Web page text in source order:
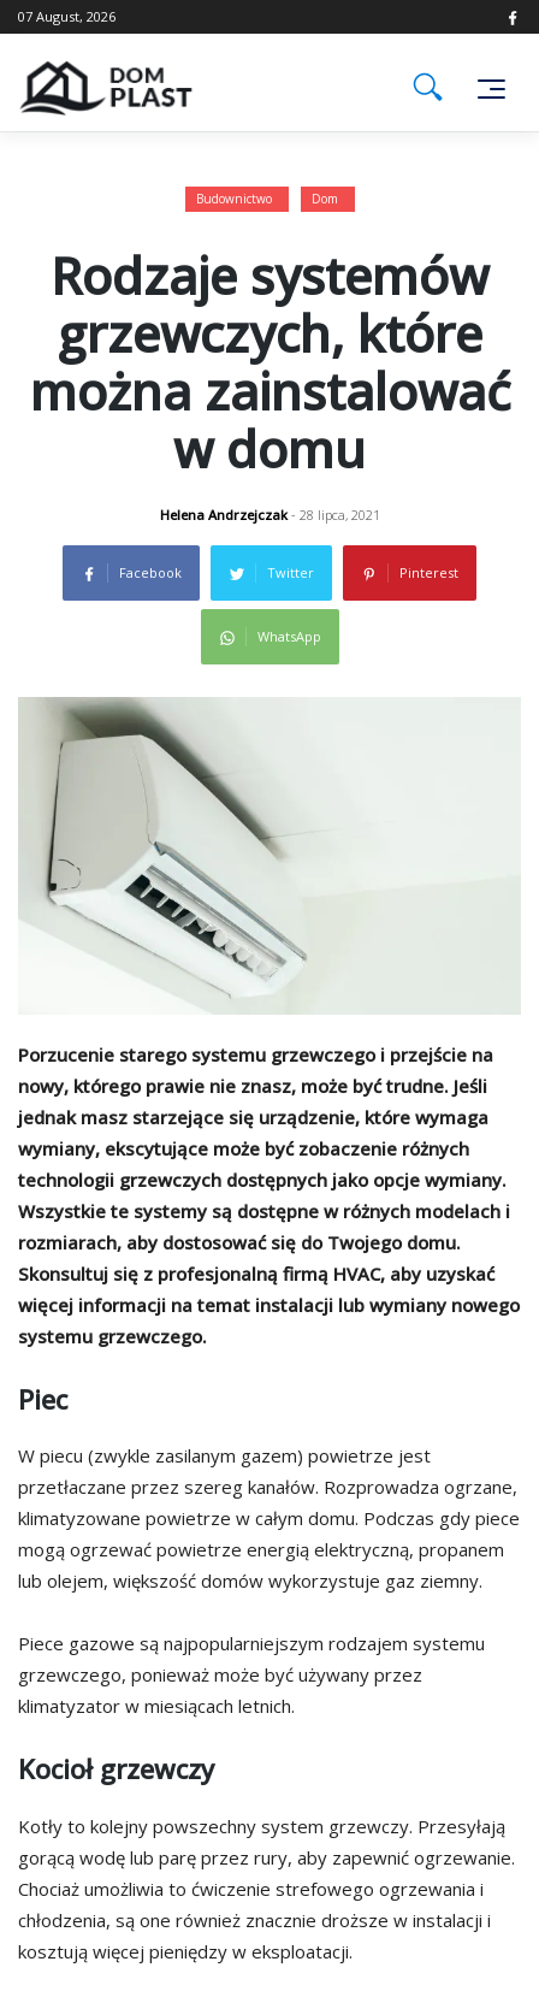
Skip
to
07 August, 2026
Budownictwo Dom
Rodzaje systemów
grzewczych, które
można zainstalować
w domu
Helena Andrzejczak- 28 lipca, 2021
Facebook Twitter Pinterest
WhatsApp
Porzucenie starego systemu grzewczego i przejście na
nowy, którego prawie nie znasz, może być trudne. Jeśli
jednak masz starzejące się urządzenie, które wymaga
wymiany, ekscytujące może być zobaczenie różnych
technologii grzewczych dostępnych jako opcje wymiany.
Wszystkie te systemy są dostępne w różnych modelach i
rozmiarach, aby dostosować się do Twojego domu.
Skonsultuj się z profesjonalną firmą HVAC, aby uzyskać
więcej informacji na temat instalacji lub wymiany nowego
systemu grzewczego.
Piec
W piecu (zwykle zasilanym gazem) powietrze jest
przetłaczane przez szereg kanałów. Rozprowadza ogrzane,
klimatyzowane powietrze w całym domu. Podczas gdy piece
mogą ogrzewać powietrze energią elektryczną, propanem
lub olejem, większość domów wykorzystuje gaz ziemny.
Piece gazowe są najpopularniejszym rodzajem systemu
grzewczego, ponieważ może być używany przez
klimatyzator w miesiącach letnich.
Kocioł grzewczy
Kotły to kolejny powszechny system grzewczy. Przesyłają
gorącą wodę lub parę przez rury, aby zapewnić ogrzewanie.
Chociaż umożliwia to ćwiczenie strefowego ogrzewania i
chłodzenia, są one również znacznie droższe w instalacji i
kosztują więcej pieniędzy w eksploatacji.